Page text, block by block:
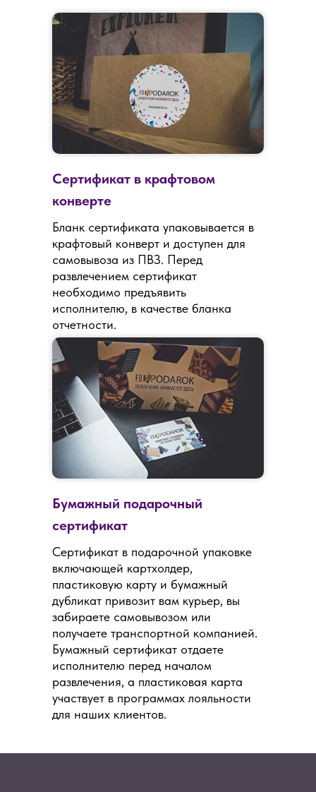
Бумажный подарочный
сертификат
Сертификат в подарочной упаковке
включающей картхолдер,
пластиковую карту и бумажный
дубликат привозит вам курьер, вы
забираете самовывозом или
получаете транспортной компанией.
Бумажный сертификат отдаете
исполнителю перед началом
развлечения, а пластиковая карта
участвует в программах лояльности
для наших клиентов.
Сертификат в крафтовом
конверте
Бланк сертификата упаковывается в
крафтовый конверт и доступен для
самовывоза из ПВЗ. Перед
развлечением сертификат
необходимо предъявить
исполнителю, в качестве бланка
отчетности.